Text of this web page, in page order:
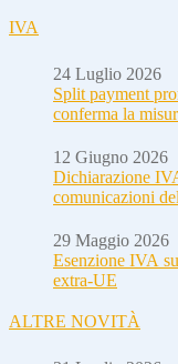
IVA
24 Luglio 2026
Split payment
conferma la
12 Giugno 2026
Dichiarazione
comunicazioni
29 Maggio 2026
Esenzione IVA
extra-UE
ALTRE NOVITÀ